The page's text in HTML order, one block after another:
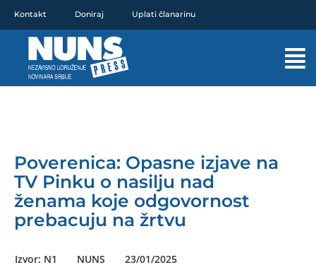
sadržaj
Kontakt Doniraj Uplati članarinu
Poverenica: Opasne izjave na
TV Pinku o nasilju nad
ženama koje odgovornost
prebacuju na žrtvu
Izvor: N1 NUNS 23/01/2025